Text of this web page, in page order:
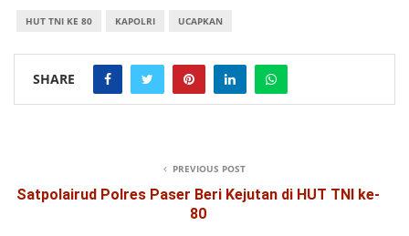
HUT TNI KE 80 KAPOLRI UCAPKAN
SHARE
PREVIOUS POST
Satpolairud Polres Paser Beri Kejutan di HUT TNI ke-
80